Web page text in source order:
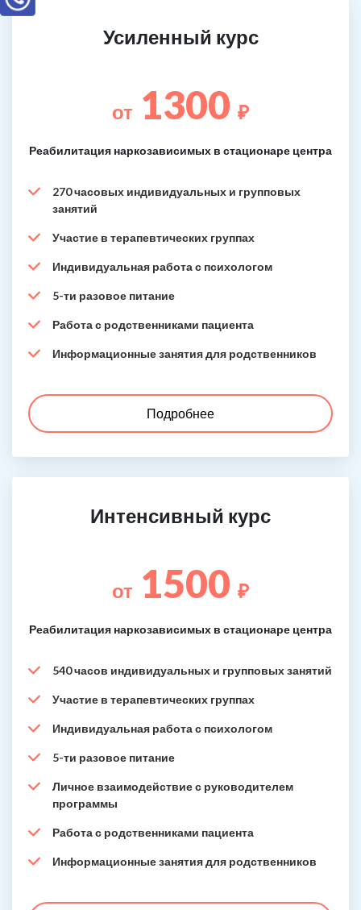
Усиленный курс
от 1300 ₽
Реабилитация наркозависимых в стационаре центра
270 часовых индивидуальных и групповых
занятий
Участие в терапевтических группах
Индивидуальная работа с психологом
5-ти разовое питание
Работа с родственниками пациента
Информационные занятия для родственников
Подробнее
Интенсивный курс
от 1500 ₽
Реабилитация наркозависимых в стационаре центра
540 часов индивидуальных и групповых занятий
Участие в терапевтических группах
Индивидуальная работа с психологом
5-ти разовое питание
Личное взаимодействие с руководителем
программы
Работа с родственниками пациента
Информационные занятия для родственников